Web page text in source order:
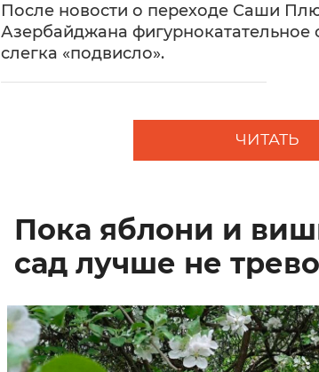
После новости о переходе Саши
Азербайджана
слегка «подвисло».
ЧИТАТЬ
Пока яблони и
сад лучше не